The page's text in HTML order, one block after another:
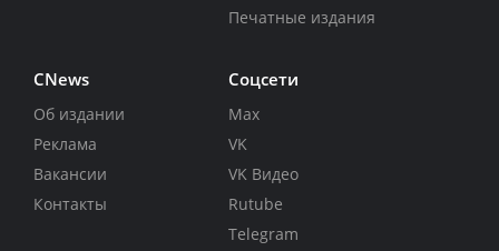
Печатные издания
CNews
Об издании
Реклама
Вакансии
Контакты
Соцсети
Max
VK
VK Видео
Rutube
Telegram